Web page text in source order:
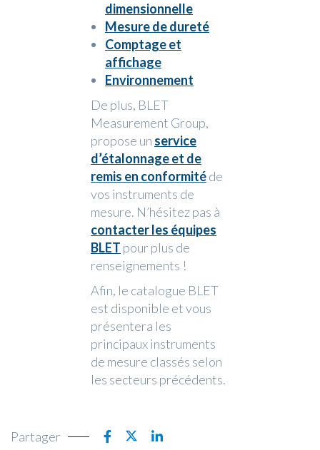
dimensionnelle
Mesure de dureté
Comptage et
affichage
Environnement
De plus, BLET
Measurement Group,
propose un service
d’étalonnage et de
remis en conformitéde
vos instruments de
mesure. N’hésitez pas à
contacter les équipes
BLET pour plus de
renseignements !
Afin, le catalogue BLET
est disponible et vous
présentera les
principaux instruments
de mesure classés selon
les secteurs précédents.
Partager